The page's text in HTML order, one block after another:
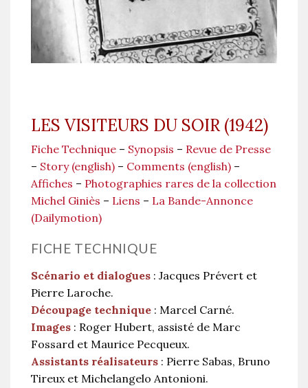
LES VISITEURS DU SOIR (1942)
Fiche Technique – Synopsis – Revue de Presse
– Story (english) – Comments (english) –
Affiches – Photographies rares de la collection
Michel Giniès – Liens – La Bande-Annonce
(Dailymotion)
FICHE TECHNIQUE
Scénario et dialogues : Jacques Prévert et
Pierre Laroche.
Découpage technique : Marcel Carné.
Images : Roger Hubert, assisté de Marc
Fossard et Maurice Pecqueux.
Assistants réalisateurs : Pierre Sabas, Bruno
Tireux et Michelangelo Antonioni.